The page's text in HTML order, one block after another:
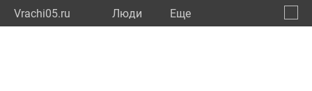
Vrachi05.ru Люди Eще